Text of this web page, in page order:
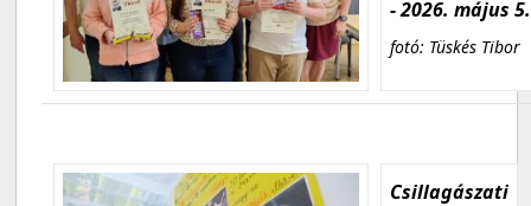
- 2026. május 5.
fotó: Tüskés Tibor
Csillagászati